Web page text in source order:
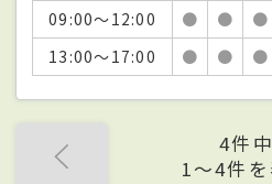
09:00～12:00 ● ● ●
13:00～17:00
● ● ●
4件中
1〜4件